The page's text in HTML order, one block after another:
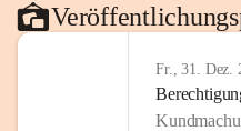
Fr., 31. Dez.